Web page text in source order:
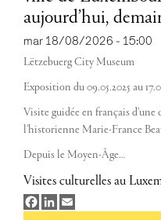
aujourd’hui,
mar 18/08/2026 - 15:00
Lëtzebuerg City Museum
Exposition du 09.05.2025 au
Visite guidée en français d'une
l'historienne Marie-France
Depuis le Moyen-Âge…
Visites culturelles au
FacebookLinkedIn